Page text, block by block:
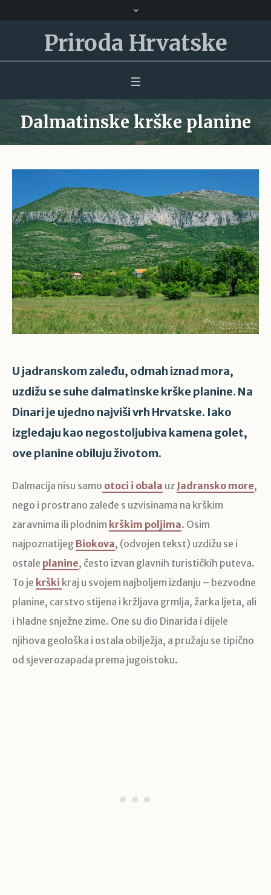
Priroda Hrvatske
Dalmatinske krške planine
U jadranskom zaleđu, odmah iznad mora,
uzdižu se suhe dalmatinske krške planine. Na
Dinari je ujedno najviši vrh Hrvatske. Iako
izgledaju kao negostoljubiva kamena golet,
ove planine obiluju životom.
Dalmacija nisu samo otoci i obala uz Jadransko more,
nego i prostrano zaleđe s uzvisinama na krškim
zaravnima ili plodnim krškim poljima. Osim
najpoznatijeg Biokova, (odvojen tekst) uzdižu se i
ostale planine, često izvan glavnih turističkih puteva.
To je krški kraj u svojem najboljem izdanju – bezvodne
planine, carstvo stijena i kržljava grmlja, žarka ljeta, ali
i hladne snježne zime. One su dio Dinarida i dijele
njihova geološka i ostala obilježja, a pružaju se tipično
od sjeverozapada prema jugoistoku.